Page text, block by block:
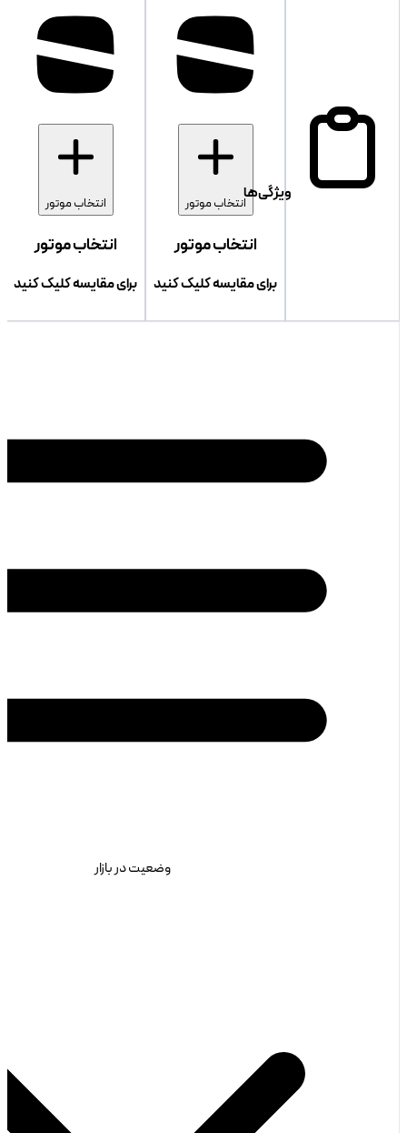
ویژگی‌هاانتخاب موتور
انتخاب موتور
برای مقایسه کلیک کنید
انتخاب موتور
انتخاب موتور
برای مقایسه کلیک کنید
وضعیت در بازار